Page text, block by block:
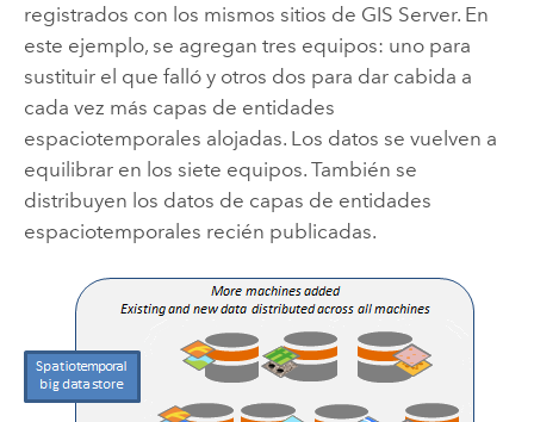
registrados con los mismos sitios de GIS Server. En
este ejemplo, se agregan tres equipos: uno para
sustituir el que falló y otros dos para dar cabida a
cada vez más capas de entidades
espaciotemporales alojadas. Los datos se vuelven a
equilibrar en los siete equipos. También se
distribuyen los datos de capas de entidades
espaciotemporales recién publicadas.